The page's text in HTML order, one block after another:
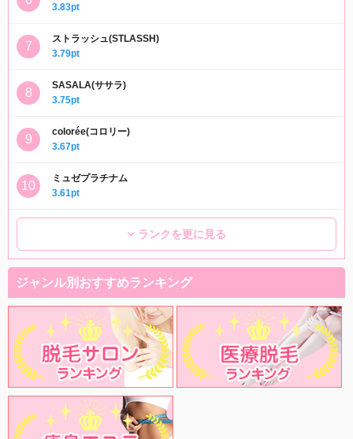
3.83pt
ストラッシュ(STLASSH)
3.79pt
SASALA(ササラ)
3.75pt
colorée(コロリー)
3.67pt
ミュゼプラチナム
3.61pt
ランクを更に見る
ジャンル別おすすめランキング